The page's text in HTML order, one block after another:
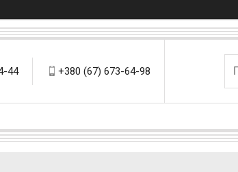
44 +380 (67) 673-64-98